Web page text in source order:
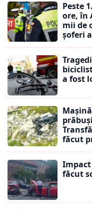
Peste
ore, în
mii de
șoferi
a fost
făcut
făcut